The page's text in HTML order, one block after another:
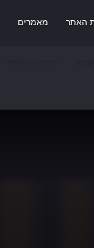
האתר מאמרים